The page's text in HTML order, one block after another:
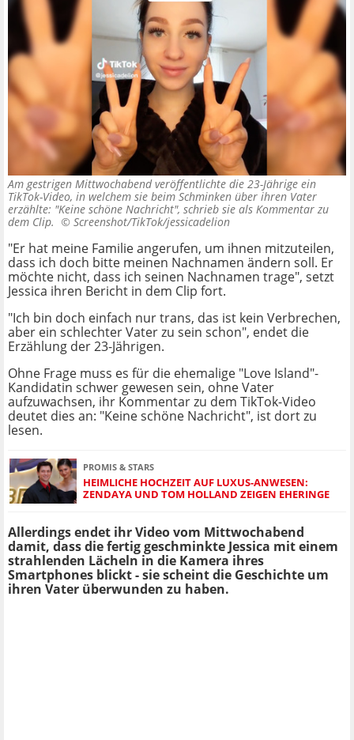
Am gestrigen Mittwochabend veröffentlichte die 23-Jährige ein
TikTok-Video, in welchem sie beim Schminken über ihren Vater
erzählte: "Keine schöne Nachricht", schrieb sie als Kommentar zu
dem Clip. © Screenshot/TikTok/jessicadelion
"Er hat meine Familie angerufen, um ihnen mitzuteilen,
dass ich doch bitte meinen Nachnamen ändern soll. Er
möchte nicht, dass ich seinen Nachnamen trage", setzt
Jessica ihren Bericht in dem Clip fort.
"Ich bin doch einfach nur trans, das ist kein Verbrechen,
aber ein schlechter Vater zu sein schon", endet die
Erzählung der 23-Jährigen.
Ohne Frage muss es für die ehemalige "Love Island"-
Kandidatin schwer gewesen sein, ohne Vater
aufzuwachsen, ihr Kommentar zu dem TikTok-Video
deutet dies an: "Keine schöne Nachricht", ist dort zu
lesen.
PROMIS & STARS
HEIMLICHE HOCHZEIT AUF LUXUS-ANWESEN:
ZENDAYA UND TOM HOLLAND ZEIGEN EHERINGE
Allerdings endet ihr Video vom Mittwochabend
damit, dass die fertig geschminkte Jessica mit einem
strahlenden Lächeln in die Kamera ihres
Smartphones blickt - sie scheint die Geschichte um
ihren Vater überwunden zu haben.